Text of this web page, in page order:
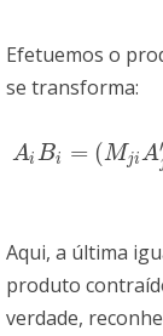
Efetuemos o
se transforma:
Ai Bi = (Mji A′
AiBi=( Mji Aj′)(Mki
Aqui, a última
produto
verdade,